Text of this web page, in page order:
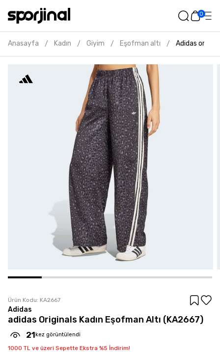
0
Anasayfa / Kadın / Giyim / Eşofman altı / Adidas
Ürün Kodu: KA2667
Adidas
adidas Originals Kadın Eşofman Altı (KA2667)
21 kez görüntülendi
1000 TL ve üzeri Sepette Ekstra %5 İndirim!